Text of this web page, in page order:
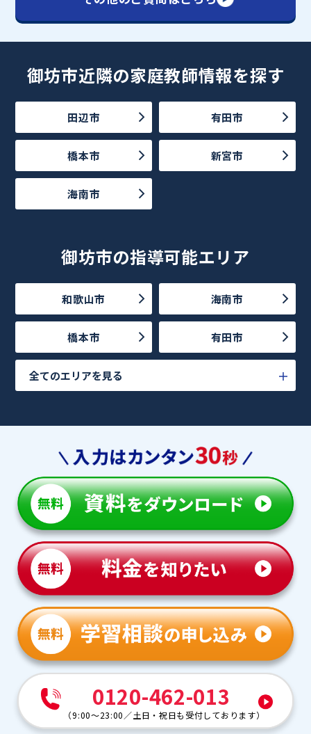
御坊市近隣の家庭教師情報を探す
田辺市 有田市
橋本市 新宮市
海南市
御坊市の指導可能エリア
和歌山市 海南市
橋本市 有田市
全てのエリアを見る
0120-462-013
（9:00～23:00 ／土日・祝日も受付しております）